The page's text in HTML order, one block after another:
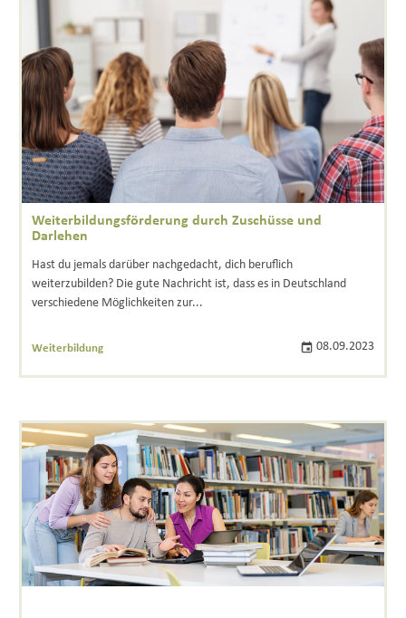
Weiterbildungsförderung durch Zuschüsse und
Darlehen
Hast du jemals darüber nachgedacht, dich beruflich
weiterzubilden? Die gute Nachricht ist, dass es in Deutschland
verschiedene Möglichkeiten zur...
Weiterbildung 08.09.2023